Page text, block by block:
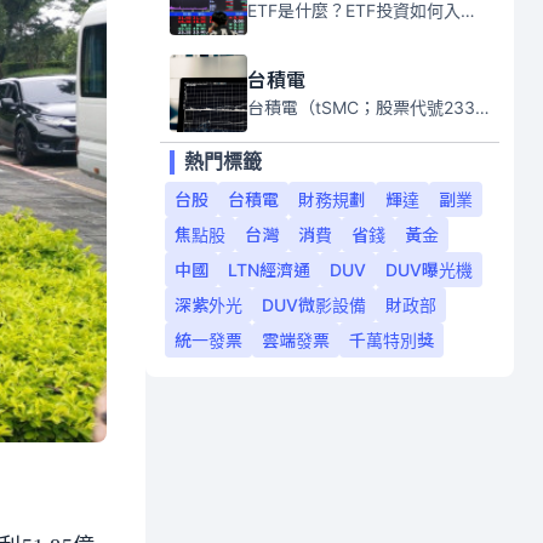
ETF是什麼？ETF投資如何入門？本系列專題文章將會告訴你新手必須知道的ETF基礎知識。
台積電
台積電（tSMC；股票代號2330）是全球領先的半導體代工公司，成立於1987年，總部位於台灣新竹。且已於美國、日本、德國及中國設廠，台積電是全球首家專業積體電路製造服務公司，也是全球最先進和最大規模的半導體代工廠。
熱門標籤
台股
台積電 財務規劃 輝達
副業
焦點股
台灣 消費 省錢
黃金
中國
LTN經濟通 DUV
DUV曝光機
深紫外光
DUV微影設備
財政部
統一發票
雲端發票 千萬特別獎